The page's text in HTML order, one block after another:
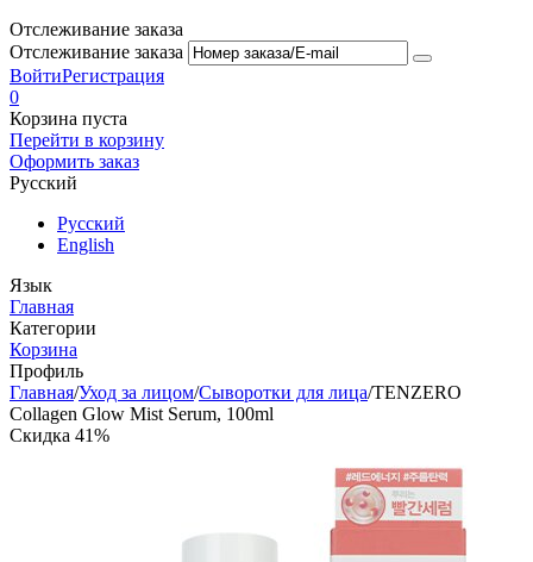
Отслеживание заказа
Отслеживание заказа
ВойтиРегистрация
0
Корзина пуста
Перейти в корзину
Оформить заказ
Русский
Русский
English
Язык
Главная
Категории
Корзина
Профиль
Главная/Уход за лицом/Сыворотки для лица/TENZERO
Collagen Glow Mist Serum, 100ml
Скидка 41%